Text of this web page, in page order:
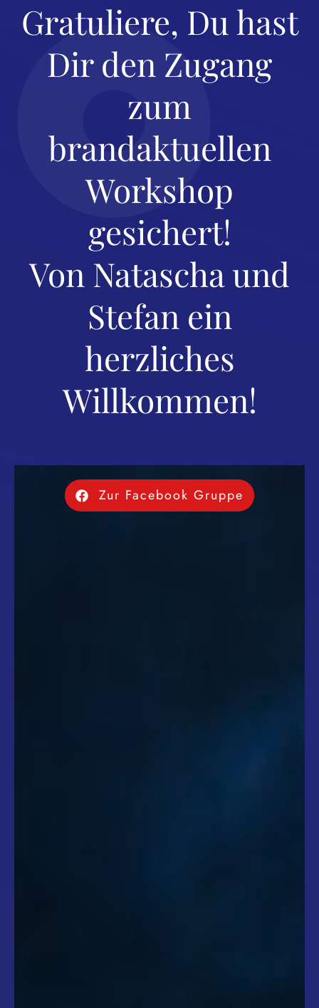
Gratuliere, Du hast
Dir den Zugang
zum
brandaktuellen
Workshop
gesichert!
Von Natascha und
Stefan ein
herzliches
Willkommen!
Zur Facebook Gruppe